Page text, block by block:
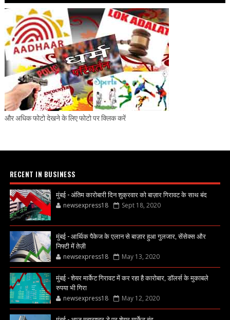
और अधिक फोटो देखने के लिए फोटो पर क्लिक करें
RECENT IN BUSINESS
मुंबई - अंतिम कारोबारी दिन शुक्रवार को बाज़ार गिरावट के साथ बंद
newsexpress18 Sept 18, 2020
मुंबई - आर्थिक पैकेज के एलान से बाज़ार हुआ गुलजार, सेंसेक्स और
निफ्टी में तेज़ी
newsexpress18 May 13, 2020
मुंबई - शेयर मार्केट गिरावट में कर रहा है कारोबार, डॉलर्स के मुकाबले
रुपया भी गिरा
newsexpress18 May 12, 2020